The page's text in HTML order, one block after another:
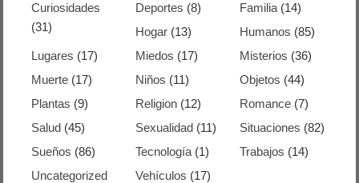
Curiosidades
(31)
Deportes (8) Familia(14)
Hogar (13) Humanos (85)
Lugares (17) Miedos (17) Misterios (36)
Muerte (17) Niños (11) Objetos (44)
Plantas (9) Religion (12) Romance(7)
Salud (45) Sexualidad (11) Situaciones (82)
Sueños (86) Tecnología (1) Trabajos (14)
Uncategorized
Vehículos (17)